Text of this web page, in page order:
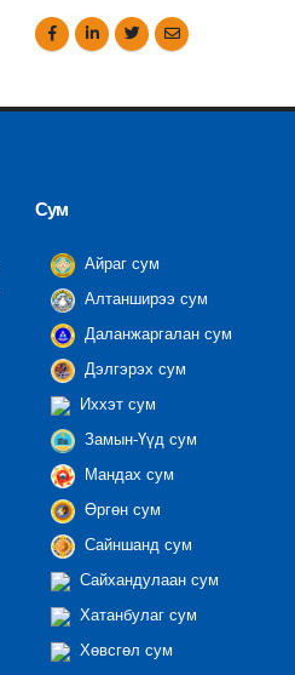
Сум
Айраг сум
Алтанширээ сум
Даланжаргалан сум
Дэлгэрэх сум
Иххэт сум
Замын-Үүд сум
Мандах сум
Өргөн сум
Сайншанд сум
Сайхандулаан сум
Хатанбулаг сум
Хөвсгөл сум